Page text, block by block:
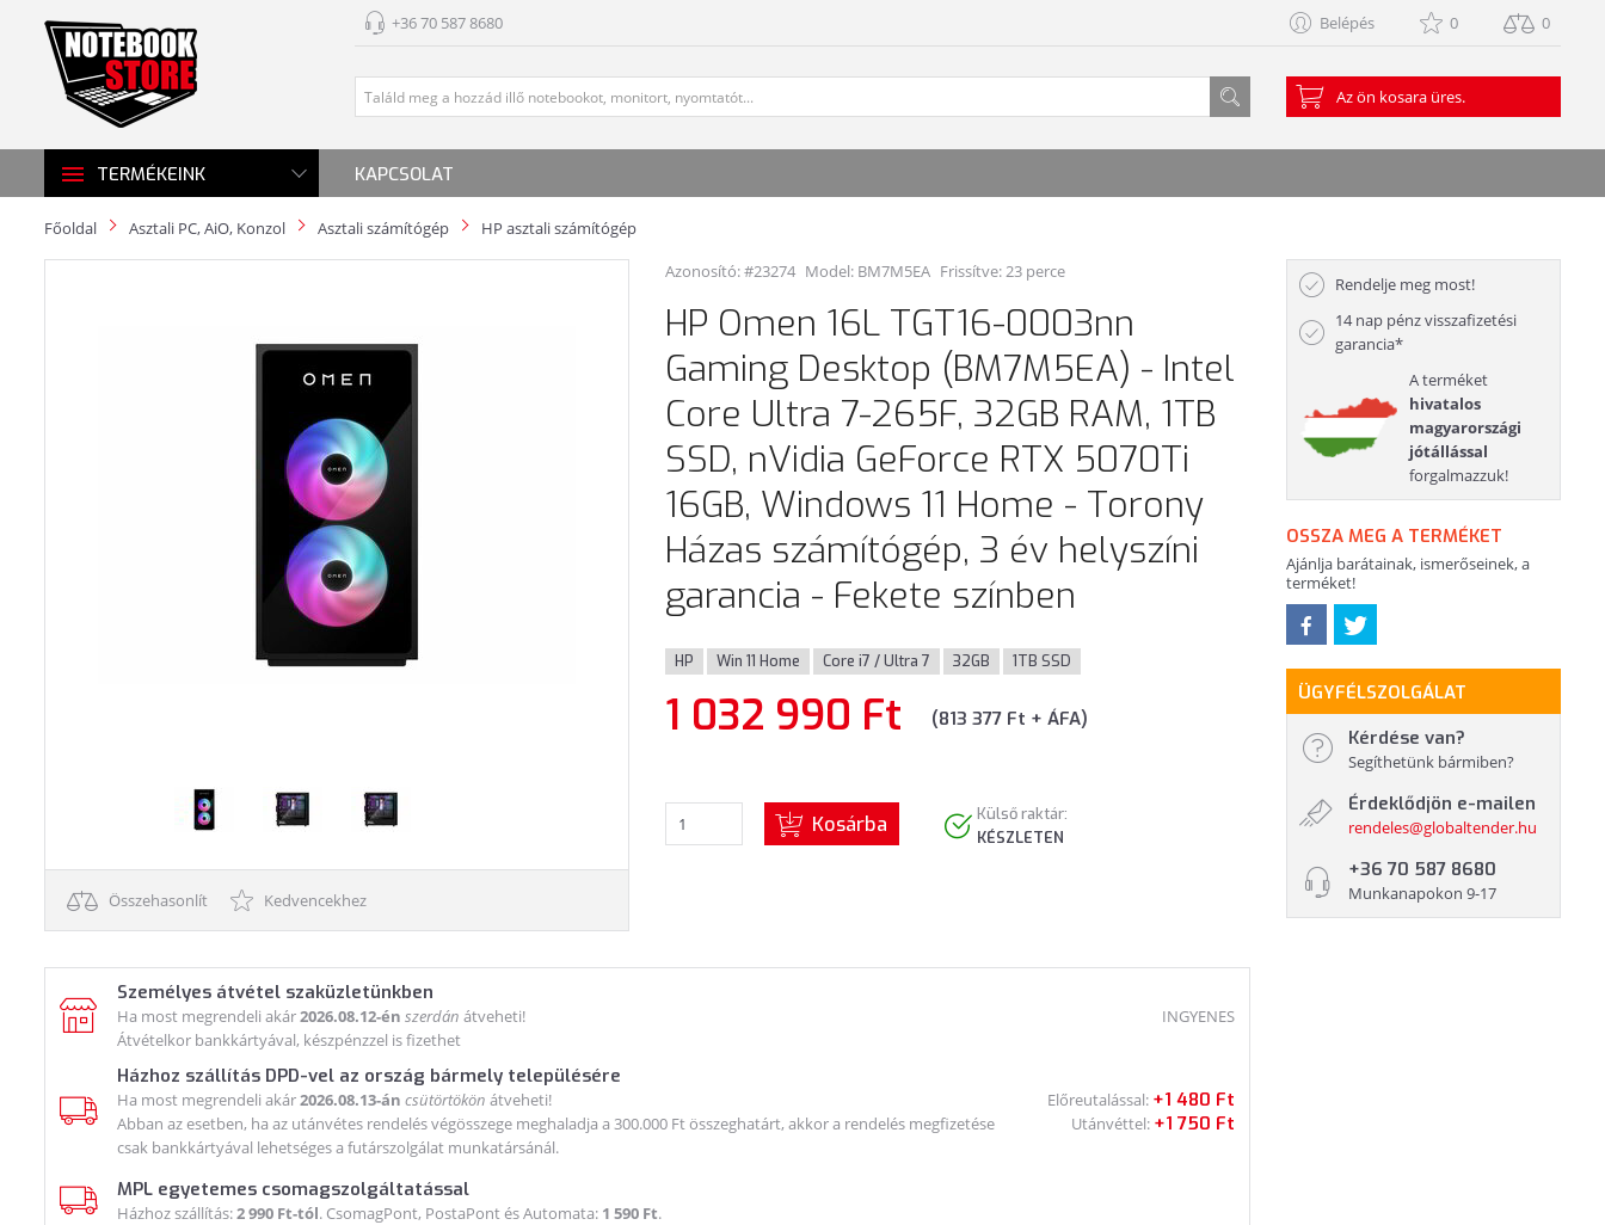
+36 70 587 8680 Belépés 0 0
Az ön kosara üres.
TERMÉKEINK KAPCSOLAT
Főoldal Asztali PC, AiO, Konzol Asztali számítógép HP asztali számítógép
Összehasonlít Kedvencekhez
Azonosító: #23274 Model: BM7M5EA Frissítve: 23 perce
HP Omen 16L TGT16-0003nn
Gaming Desktop (BM7M5EA) - Intel
Core Ultra 7-265F, 32GB RAM, 1TB
SSD, nVidia GeForce RTX 5070Ti
16GB, Windows 11 Home - Torony
Házas számítógép, 3 év helyszíni
garancia - Fekete színben
HP Win 11 Home Core i7 / Ultra 7 32GB 1TB SSD
1 032 990 Ft (813 377 Ft + ÁFA)
Kosárba
Külső raktár:
KÉSZLETEN
Személyes átvétel szaküzletünkben
Ha most megrendeli akár2026.08.12-én szerdán átveheti!
Átvételkor bankkártyával, készpénzzel is fizethet
INGYENES
Házhoz szállítás DPD-vel az ország bármely településére
Ha most megrendeli akár2026.08.13-án csütörtökön átveheti!
Abban az esetben, ha az utánvétes rendelés végösszege meghaladja a 300.000 Ft összeghatárt, akkor a rendelés megfizetése
csak bankkártyával lehetséges a futárszolgálat munkatársánál.
Előreutalással: +1 480 Ft
Utánvéttel: +1 750 Ft
MPL egyetemes csomagszolgáltatással
Házhoz szállítás:2 990 Ft-tól. CsomagPont, PostaPont és Automata: 1 590 Ft.
Rendelje meg most!
14 nap pénz visszafizetési
garancia*
A terméket
hivatalos
magyarországi
jótállással
forgalmazzuk!
OSSZA MEG A TERMÉKET
Ajánlja barátainak, ismerőseinek, a
terméket!
ÜGYFÉLSZOLGÁLAT
Kérdése van?
Segíthetünk bármiben?
Érdeklődjön e-mailen
rendeles@globaltender.hu
+36 70 587 8680
Munkanapokon 9-17